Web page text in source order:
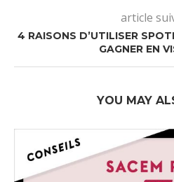
article
4 RAISONS D’UTILISER
GAGNER EN
YOU MAY